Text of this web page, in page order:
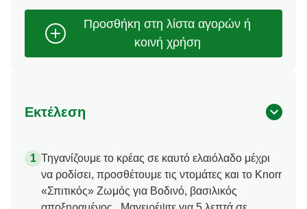
Εκτέλεση
Τηγανίζουμε το κρέας σε καυτό ελαιόλαδο μέχρι
να ροδίσει, προσθέτουμε τις ντομάτες και το Knorr
«Σπιτικός» Ζωμός για Βοδινό, βασιλικός